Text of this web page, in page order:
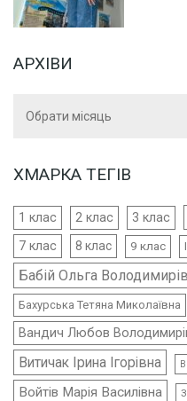
АРХІВИ
ХМАРКА ТЕГІВ
1 клас 2 клас 3 клас
7 клас 8 клас 9 клас
Бабій Ольга
Бахурська Тетяна Миколаївна
Вандич Любов
Витичак Ірина Ігорівна
Войтів Марія Василівна